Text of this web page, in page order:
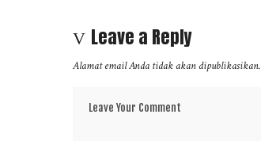
Leave a Reply
Alamat email Anda tidak akan dipublikasikan.